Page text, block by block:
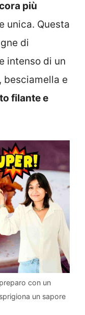
più
unica. Questa
di
intenso di un
besciamella e
filante e
con un
un sapore